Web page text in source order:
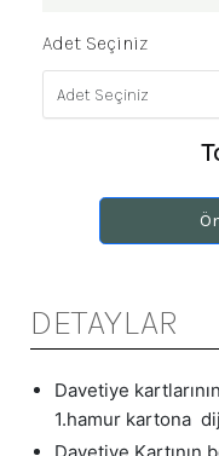
Adet Seçiniz
DETAYLAR
Davetiye
1.hamur kartona